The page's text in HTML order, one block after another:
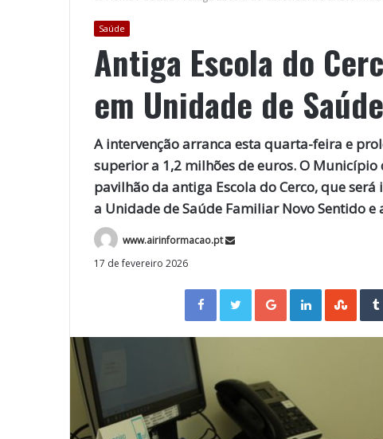
Saúde
Antiga Escola do
em Unidade de
A intervenção arranca esta quarta-feira e
superior a 1,2 milhões de euros. O
pavilhão da antiga Escola do Cerco, que
a Unidade de Saúde Familiar Novo Sentido
www.airinformacao.pt
17 de fevereiro 2026
Facebook Twitter Google+ LinkedIn StumbleUpon